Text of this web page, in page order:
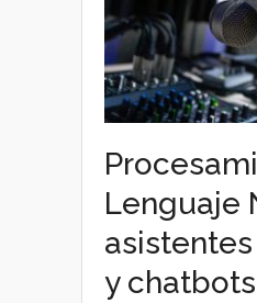
Lenguaje
y